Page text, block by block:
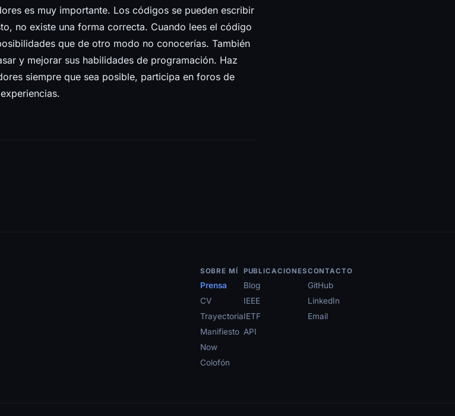
es muy importante. Los códigos se pueden escribir
no existe una forma correcta. Cuando lees el código
que de otro modo no conocerías. También
y mejorar sus habilidades de programación. Haz
siempre que sea posible, participa en foros de
SOBRE MÍ
Prensa
CV
Trayectoria
Manifiesto
Now
Colofón
PUBLICACIONES
Blog
IEEE
IETF
API
CONTACTO
GitHub
LinkedIn
Email